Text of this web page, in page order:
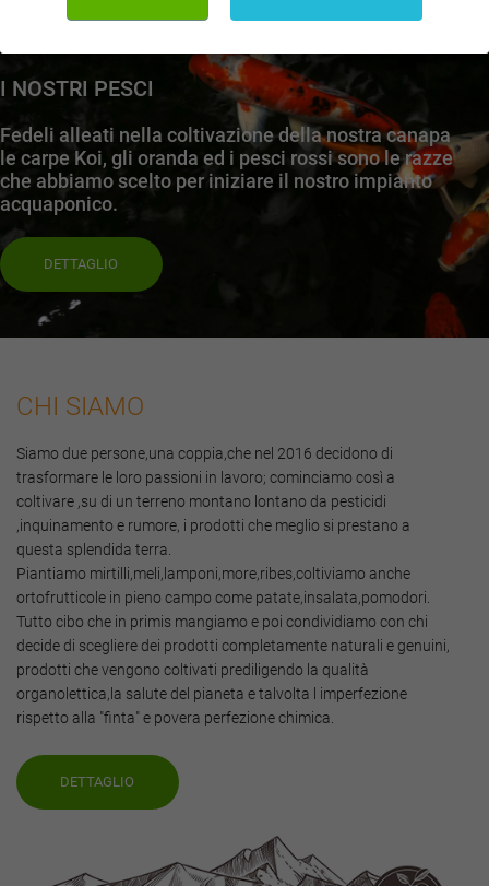
I NOSTRI PESCI
Fedeli alleati nella coltivazione della nostra canapa
le carpe Koi, gli oranda ed i pesci rossi sono le razze
che abbiamo scelto per iniziare il nostro impianto
acquaponico.
DETTAGLIO
CHI SIAMO
Siamo due persone,una coppia,che nel 2016 decidono di
trasformare le loro passioni in lavoro; cominciamo così a
coltivare ,su di un terreno montano lontano da pesticidi
,inquinamento e rumore, i prodotti che meglio si prestano a
questa splendida terra.
Piantiamo mirtilli,meli,lamponi,more,ribes,coltiviamo anche
ortofrutticole in pieno campo come patate,insalata,pomodori.
Tutto cibo che in primis mangiamo e poi condividiamo con chi
decide di scegliere dei prodotti completamente naturali e genuini,
prodotti che vengono coltivati prediligendo la qualità
organolettica,la salute del pianeta e talvolta l imperfezione
rispetto alla "finta" e povera perfezione chimica.
DETTAGLIO